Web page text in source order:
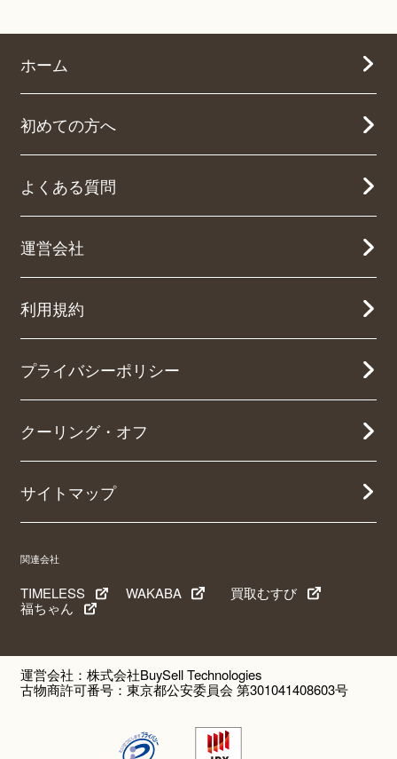
ホーム
初めての方へ
よくある質問
運営会社
利用規約
プライバシーポリシー
クーリング・オフ
サイトマップ
関連会社
TIMELESS WAKABA
買取むすび
福ちゃん
運営会社：株式会社BuySell Technologies
古物商許可番号：東京都公安委員会 第301041408603号